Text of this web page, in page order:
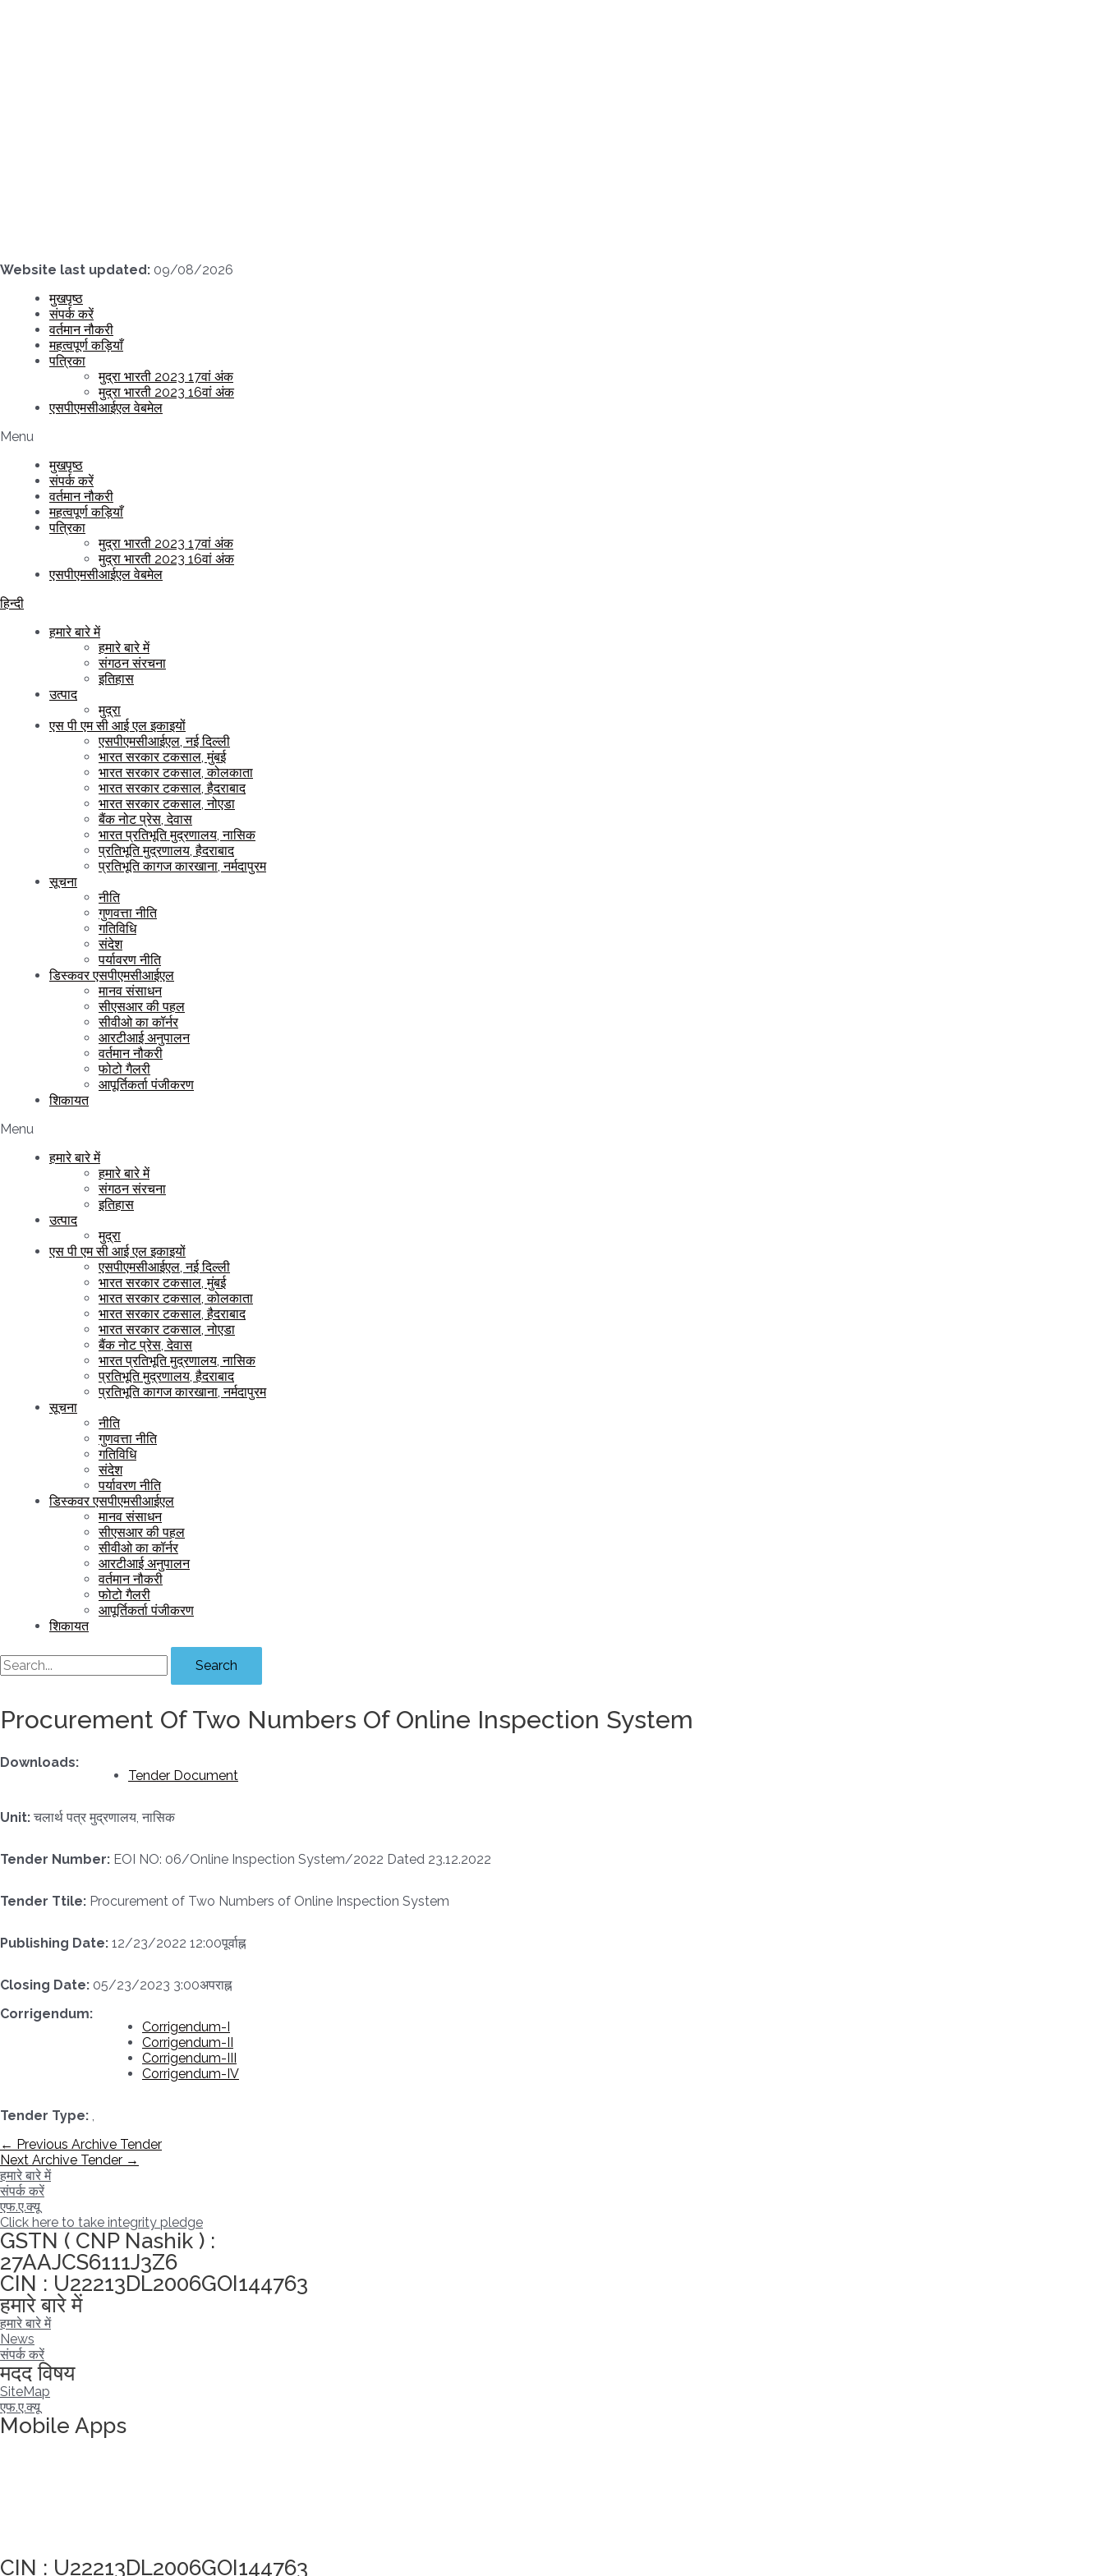
Website last updated: 09/08/2026
मुखपृष्ठ
संपर्क करें
वर्तमान नौकरी
महत्वपूर्ण कड़ियाँ
पत्रिका
मुद्रा भारती 2023 17वां अंक
मुद्रा भारती 2023 16वां अंक
एसपीएमसीआईएल वेबमेल
Menu
मुखपृष्ठ
संपर्क करें
वर्तमान नौकरी
महत्वपूर्ण कड़ियाँ
पत्रिका
मुद्रा भारती 2023 17वां अंक
मुद्रा भारती 2023 16वां अंक
एसपीएमसीआईएल वेबमेल
हिन्दी
हमारे बारे में
हमारे बारे में
संगठन संरचना
इतिहास
उत्पाद
मुद्रा
एस पी एम सी आई एल इकाइयों
एसपीएमसीआईएल, नई दिल्ली
भारत सरकार टकसाल, मुंबई
भारत सरकार टकसाल, कोलकाता
भारत सरकार टकसाल, हैदराबाद
भारत सरकार टकसाल, नोएडा
बैंक नोट प्रेस, देवास
भारत प्रतिभूति मुद्रणालय, नासिक
प्रतिभूति मुद्रणालय, हैदराबाद
प्रतिभूति कागज कारखाना, नर्मदापुरम
सूचना
नीति
गुणवत्ता नीति
गतिविधि
संदेश
पर्यावरण नीति
डिस्कवर एसपीएमसीआईएल
मानव संसाधन
सीएसआर की पहल
सीवीओ का कॉर्नर
आरटीआई अनुपालन
वर्तमान नौकरी
फोटो गैलरी
आपूर्तिकर्ता पंजीकरण
शिकायत
Menu
हमारे बारे में
हमारे बारे में
संगठन संरचना
इतिहास
उत्पाद
मुद्रा
एस पी एम सी आई एल इकाइयों
एसपीएमसीआईएल, नई दिल्ली
भारत सरकार टकसाल, मुंबई
भारत सरकार टकसाल, कोलकाता
भारत सरकार टकसाल, हैदराबाद
भारत सरकार टकसाल, नोएडा
बैंक नोट प्रेस, देवास
भारत प्रतिभूति मुद्रणालय, नासिक
प्रतिभूति मुद्रणालय, हैदराबाद
प्रतिभूति कागज कारखाना, नर्मदापुरम
सूचना
नीति
गुणवत्ता नीति
गतिविधि
संदेश
पर्यावरण नीति
डिस्कवर एसपीएमसीआईएल
मानव संसाधन
सीएसआर की पहल
सीवीओ का कॉर्नर
आरटीआई अनुपालन
वर्तमान नौकरी
फोटो गैलरी
आपूर्तिकर्ता पंजीकरण
शिकायत
Search
Procurement Of Two Numbers Of Online Inspection System
Downloads:
Tender Document
Unit: चलार्थ पत्र मुद्रणालय, नासिक
Tender Number: EOI NO: 06/Online Inspection System/2022 Dated 23.12.2022
Tender Ttile: Procurement of Two Numbers of Online Inspection System
Publishing Date: 12/23/2022 12:00पूर्वाह्न
Closing Date: 05/23/2023 3:00अपराह्न
Corrigendum:
Corrigendum-I
Corrigendum-II
Corrigendum-III
Corrigendum-IV
Tender Type:
पोस्ट
नेविगेशन
← Previous Archive Tender
Next Archive Tender →
हमारे बारे में
संपर्क करें
एफ.ए.क्यू
Click here to take integrity pledge
GSTN ( CNP Nashik ) :
27AAJCS6111J3Z6
CIN : U22213DL2006GOI144763
हमारे बारे में
हमारे बारे में
News
संपर्क करें
मदद विषय
SiteMap
एफ.ए.क्यू
Mobile Apps
CIN : U22213DL2006GOI144763